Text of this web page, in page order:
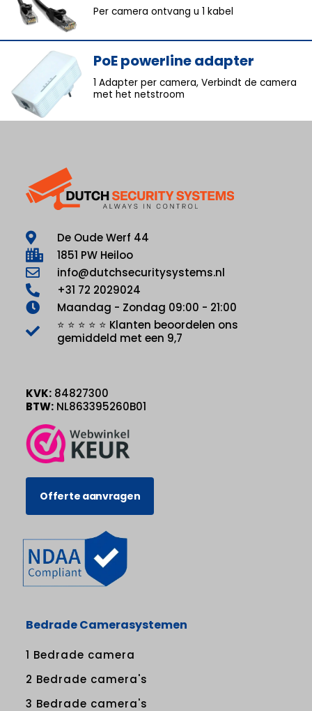
Per camera ontvang u 1 kabel
PoE powerline adapter
1 Adapter per camera, Verbindt de camera
met het netstroom
De Oude Werf 44
1851 PW Heiloo
info@dutchsecuritysystems.nl
+31 72 2029024
Maandag - Zondag 09:00 - 21:00
⭐ ⭐ ⭐ ⭐ ⭐ Klanten beoordelen ons
gemiddeld met een 9,7
KVK: 84827300
BTW: NL863395260B01
Offerte aanvragen
Bedrade Camerasystemen
1 Bedrade camera
2 Bedrade camera's
3 Bedrade camera's